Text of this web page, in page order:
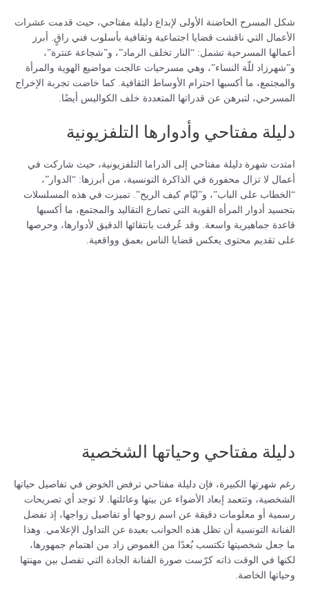
شكل المسرح الحاضنة الأولى لإبداع دليلة مفتاحي، حيث قدمت عشرات
الأعمال التي ناقشت قضايا اجتماعية وثقافية بأسلوب فني راقٍ. أبرز
أعمالها المسرحية تشمل: “النار تخلف الرماد”، و”شجاعة عنترة”،
و”شهرزاد للّة النساء”، وهي مسرحيات عالجت مواضيع الهوية والمرأة
والمجتمع، ما أكسبها احترام الأوساط الثقافية. كما خاضت تجربة الإخراج
المسرحي، لتبرهن عن قدراتها المتعددة خلف الكواليس أيضًا.
دليلة مفتاحي وأدوارها التلفزيونية
امتدت شهرة دليلة مفتاحي إلى الدراما التلفزيونية، حيث شاركت في
أعمال لا تزال محفورة في الذاكرة التونسية، من أبرزها: “الدوار”،
“الخطاب على الباب”، و”ليّام كيف الريح”. تميزت في هذه المسلسلات
بتجسيد أدوار المرأة القوية التي تصارع التقاليد والمجتمع، ما أكسبها
قاعدة جماهيرية واسعة. وقد عُرفت بانتقائها الدقيق لأدوارها، وحرصها
على تقديم محتوى يعكس قضايا الناس بعمق وواقعية.
دليلة مفتاحي وحياتها الشخصية
رغم شهرتها الكبيرة، فإن دليلة مفتاحي ترفض الخوض في تفاصيل حياتها
الشخصية، وتتعمد إبعاد الأضواء عن بيتها وعائلتها. لا توجد أي تصريحات
رسمية أو معلومات دقيقة عن اسم زوجها أو تفاصيل زواجها، إذ تفضل
الفنانة التونسية أن تظل هذه الجوانب بعيدة عن التداول الإعلامي. وهذا
ما جعل شخصيتها تكتسب بُعدًا من الغموض زاد من اهتمام جمهورها،
لكنها في الوقت ذاته كرّست صورة الفنانة الجادة التي تفصل بين مهنتها
وحياتها الخاصة.